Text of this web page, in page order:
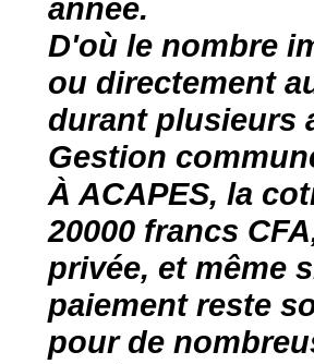
année.
D'où le nombre
ou directement
durant plusieurs
Gestion
À ACAPES, la
20000 francs
privée, et même
paiement reste
pour de